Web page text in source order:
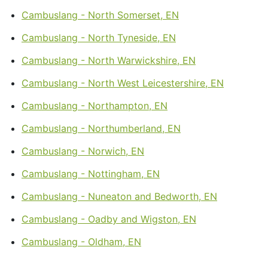
Cambuslang - North Somerset, EN
Cambuslang - North Tyneside, EN
Cambuslang - North Warwickshire, EN
Cambuslang - North West Leicestershire, EN
Cambuslang - Northampton, EN
Cambuslang - Northumberland, EN
Cambuslang - Norwich, EN
Cambuslang - Nottingham, EN
Cambuslang - Nuneaton and Bedworth, EN
Cambuslang - Oadby and Wigston, EN
Cambuslang - Oldham, EN